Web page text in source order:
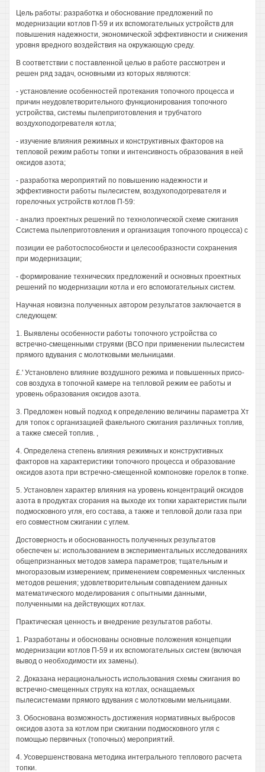
Цель работы: разработка и обоснование предложений по
модернизации котлов П-59 и их вспомогательных устройств для
повышения надежности, экономической эффективности и снижения
уровня вредного воздействия на окружающую среду.
В соответствии с поставленной целью в работе рассмотрен и
решен ряд задач, основными из которых являются:
- установление особенностей протекания топочного процесса и
причин неудовлетворительного функционирования топочного
устройства, системы пылеприготовления и трубчатого
воздухоподогревателя котла;
- изучение влияния режимных и конструктивных факторов на
тепловой режим работы топки и интенсивность образования в ней
оксидов азота;
- разработка мероприятий по повышению надежности и
эффективности работы пылесистем, воздухоподогревателя и
горелочных устройств котлов П-59:
- анализ проектных решений по технологической схеме сжигания
Ссистема пылеприготовления и организация топочного процесса) с
позиции ее работоспособности и целесообразности сохранения
при модернизации;
- формирование технических предложений и основных проектных
решений по модернизации котла и его вспомогательных систем.
Научная новизна полученных автором результатов заключается в
следующем:
1. Выявлены особенности работы топочного устройства со
встречно-смещенными струями (ВСО при применении пылесистем
прямого вдувания с молотковыми мельницами.
£.' Установлено влияние воздушного режима и повышенных присо-
сов воздуха в топочной камере на тепловой режим ее работы и
уровень образования оксидов азота.
3. Предложен новый подход к определению величины параметра Хт
для топок с организацией факельного сжигания различных топлив,
а также смесей топлив. ,
4. Определена степень влияния режимных и конструктивных
факторов на характеристики топочного процесса и образование
оксидов азота при встречно-смещенной компоновке горелок в топке.
5. Установлен характер влияния на уровень концентраций оксидов
азота в продуктах сгорания на выходе их топки характеристик пыли
подмосковного угля, его состава, а также и тепловой доли газа при
его совместном сжигании с углем.
Достоверность и обоснованность полученных результатов
обеспечен ы: использованием в экспериментальных исследованиях
общепризнанных методов замера параметров; тщательным и
многоразовым измерением; применением современных численных
методов решения; удовлетворительным совпадением данных
математического моделирования с опытными данными,
полученными на действующих котлах.
Практическая ценность и внедрение результатов работы.
1. Разработаны и обоснованы основные положения концепции
модернизации котлов П-59 и их вспомогательных систем (включая
вывод о необходимости их замены).
2. Доказана нерациональность использования схемы сжигания во
встречно-смещенных струях на котлах, оснащаемых
пылесистемами прямого вдувания с молотковыми мельницами.
3. Обоснована возможность достижения нормативных выбросов
оксидов азота за котлом при сжигании подмосковного угля с
помощью первичных (топочных) мероприятий.
4. Усовершенствована методика интегрального теплового расчета
топки.